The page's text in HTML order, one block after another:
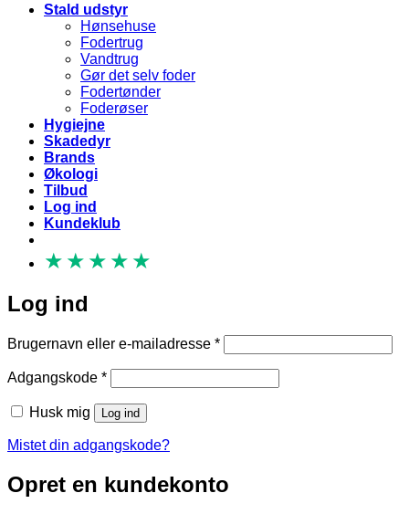
Stald udstyr
Hønsehuse
Fodertrug
Vandtrug
Gør det selv foder
Fodertønder
Foderøser
Hygiejne
Skadedyr
Brands
Økologi
Tilbud
Log ind
Kundeklub
★ ★ ★ ★ ★
Log ind
Brugernavn eller e-mailadresse *Påkrævet
Adgangskode *Påkrævet
Husk mig Log ind
Mistet din adgangskode?
Opret en kundekonto